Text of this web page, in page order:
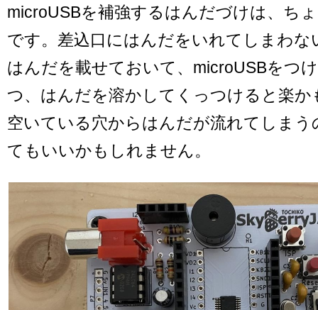
microUSBを補強するはんだづけは、ち
です。差込口にはんだをいれてしまわな
はんだを載せておいて、microUSBをつ
つ、はんだを溶かしてくっつけると楽か
空いている穴からはんだが流れてしま
てもいいかもしれません。